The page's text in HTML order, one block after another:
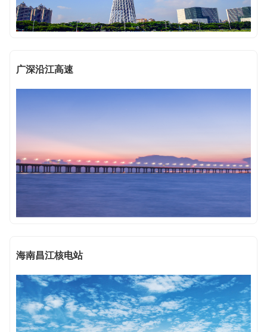
广深沿江高速
海南昌江核电站